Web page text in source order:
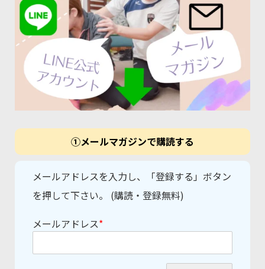
①メールマガジンで購読する
メールアドレスを入力し、「登録する」ボタン
を押して下さい。 (購読・登録無料)
メールアドレス*